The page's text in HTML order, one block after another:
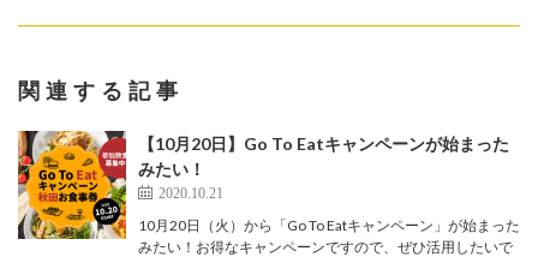
関連する記事
【10月20日】Go To Eatキャンペーンが始まった
みたい！
2020.10.21
10月20日（火）から「Go To Eatキャンペーン」が始まった
みたい！お得なキャンペーンですので、ぜひ活用したいで